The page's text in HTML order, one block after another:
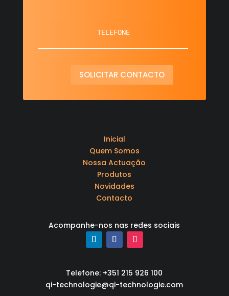
SOLICITAR CONTACTO
Inicial
Quem Somos
Nossa Actuação
Produtos
Novidades
Contacto
Acompanhe-nos nas redes sociais
Telefone: +351 215 926 100
qi-technologie@qi-technologie.com